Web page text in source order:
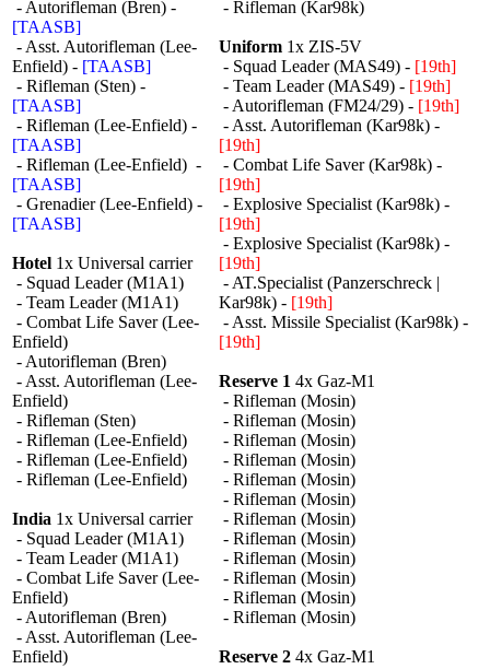
- Autorifleman (Bren) -
[TAASB]
- Asst. Autorifleman (Lee-
Enfield) - [TAASB]
- Rifleman (Sten) -
[TAASB]
- Rifleman (Lee-Enfield) -
[TAASB]
- Rifleman (Lee-Enfield) -
[TAASB]
- Grenadier (Lee-Enfield) -
[TAASB]
Hotel 1x Universal carrier
- Squad Leader (M1A1)
- Team Leader (M1A1)
- Combat Life Saver (Lee-
Enfield)
- Autorifleman (Bren)
- Asst. Autorifleman (Lee-
Enfield)
- Rifleman (Sten)
- Rifleman (Lee-Enfield)
- Rifleman (Lee-Enfield)
- Rifleman (Lee-Enfield)
India 1x Universal carrier
- Squad Leader (M1A1)
- Team Leader (M1A1)
- Combat Life Saver (Lee-
Enfield)
- Autorifleman (Bren)
- Asst. Autorifleman (Lee-
Enfield)
- Rifleman (Kar98k)
Uniform 1x ZIS-5V
- Squad Leader (MAS49) - [19th]
- Team Leader (MAS49) - [19th]
- Autorifleman (FM24/29) - [19th]
- Asst. Autorifleman (Kar98k) -
[19th]
- Combat Life Saver (Kar98k) -
[19th]
- Explosive Specialist (Kar98k) -
[19th]
- Explosive Specialist (Kar98k) -
[19th]
- AT.Specialist (Panzerschreck |
Kar98k) - [19th]
- Asst. Missile Specialist (Kar98k) -
[19th]
Reserve 1 4x Gaz-M1
- Rifleman (Mosin)
- Rifleman (Mosin)
- Rifleman (Mosin)
- Rifleman (Mosin)
- Rifleman (Mosin)
- Rifleman (Mosin)
- Rifleman (Mosin)
- Rifleman (Mosin)
- Rifleman (Mosin)
- Rifleman (Mosin)
- Rifleman (Mosin)
- Rifleman (Mosin)
Reserve 2 4x Gaz-M1